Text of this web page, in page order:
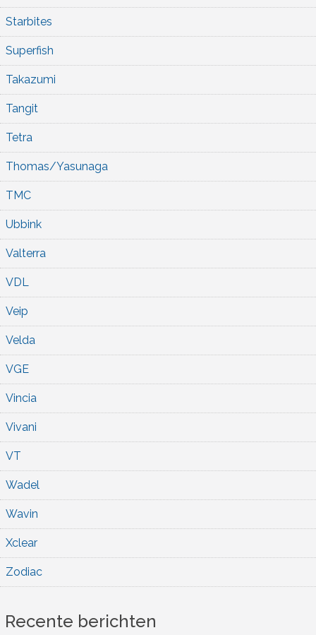
Starbites
Superfish
Takazumi
Tangit
Tetra
Thomas/Yasunaga
TMC
Ubbink
Valterra
VDL
Veip
Velda
VGE
Vincia
Vivani
VT
Wadel
Wavin
Xclear
Zodiac
Recente berichten